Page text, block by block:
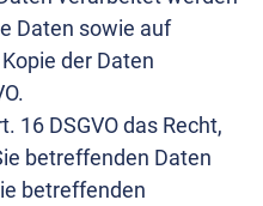
Daten sowie auf
der Daten
16 DSGVO das Recht,
betreffenden Daten
betreffenden